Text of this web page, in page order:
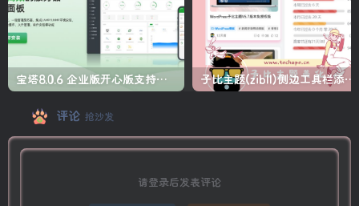
宝塔8.0.6 企业版开心版支持最新升级【一键脚本】 子比主题(zibll)侧边工具栏添加人生倒计时美化
评论 抢沙发
请登录后发表评论